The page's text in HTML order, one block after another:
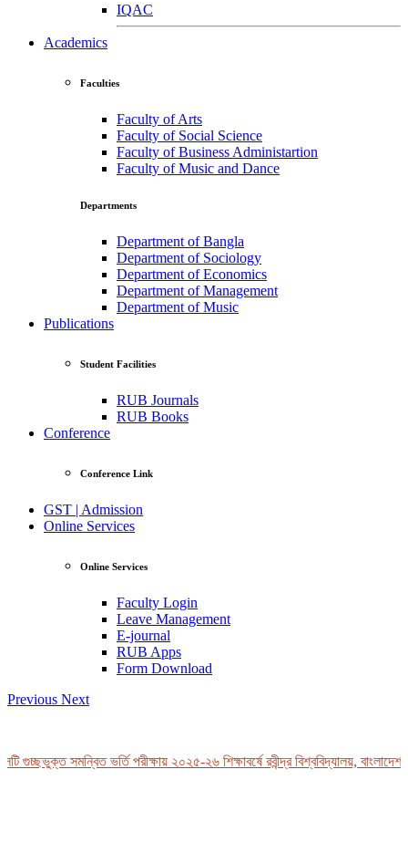
IQAC
Academics
Faculties
Faculty of Arts
Faculty of Social Science
Faculty of Business Administartion
Faculty of Music and Dance
Departments
Department of Bangla
Department of Sociology
Department of Economics
Department of Management
Department of Music
Publications
Student Facilities
RUB Journals
RUB Books
Conference
Conference Link
GST | Admission
Online Services
Online Services
Faculty Login
Leave Management
E-journal
RUB Apps
Form Download
Previous Next
গুচ্ছভুক্ত সমন্বিত ভর্তি পরীক্ষায় ২০২৫-২৬ শিক্ষাবর্ষে রবীন্দ্র বিশ্ববিদ্যালয়,